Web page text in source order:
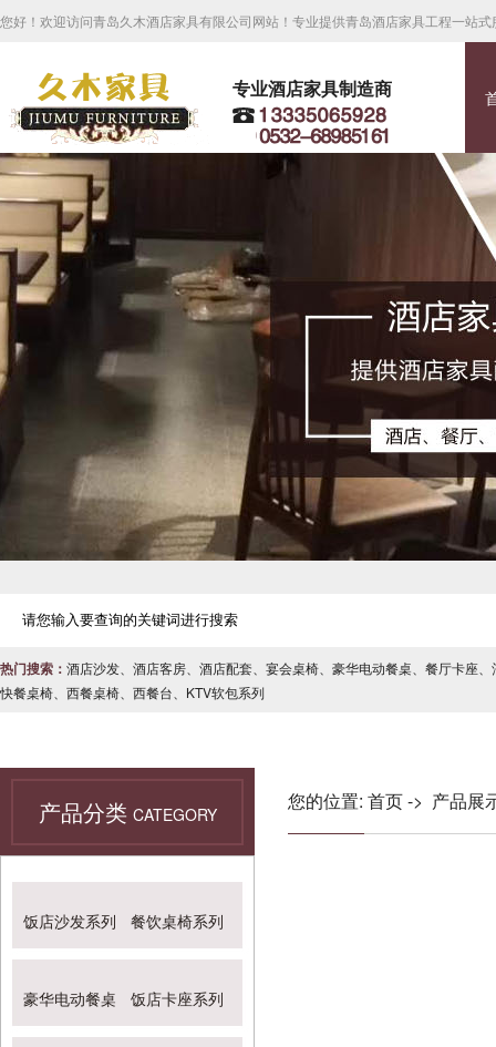
您好！欢迎访问青岛久木酒店家具有限公司网站！专业提供青岛酒店家具工程一站式
专业酒店家具制造商
热门搜索： 酒店沙发 酒店客房 酒店配套 宴会桌椅 豪华电动餐桌 餐厅卡座
快餐桌椅
西餐桌椅 西餐台 KTV软包系列
产品分类 CATEGORY
饭店沙发系列 餐饮桌椅系列
豪华电动餐桌 饭店卡座系列
您的位置: 首页-> 产品展